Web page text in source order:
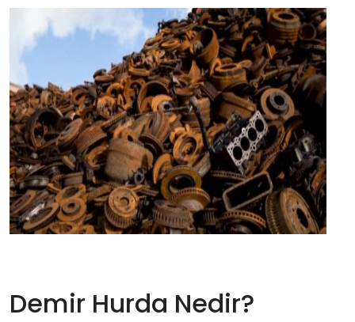
Demir Hurda Nedir?